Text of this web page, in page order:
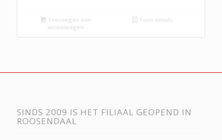
Toevoegen aan
winkelwagen
Toon details
SINDS 2009 IS HET FILIAAL GEOPEND IN
ROOSENDAAL